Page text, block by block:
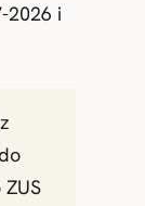
2026 i